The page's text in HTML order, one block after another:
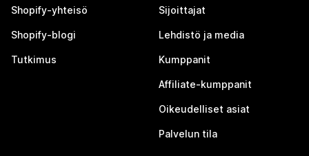
Shopify-yhteisö
Shopify-blogi
Tutkimus
Sijoittajat
Lehdistö ja media
Kumppanit
Affiliate-kumppanit
Oikeudelliset asiat
Palvelun tila